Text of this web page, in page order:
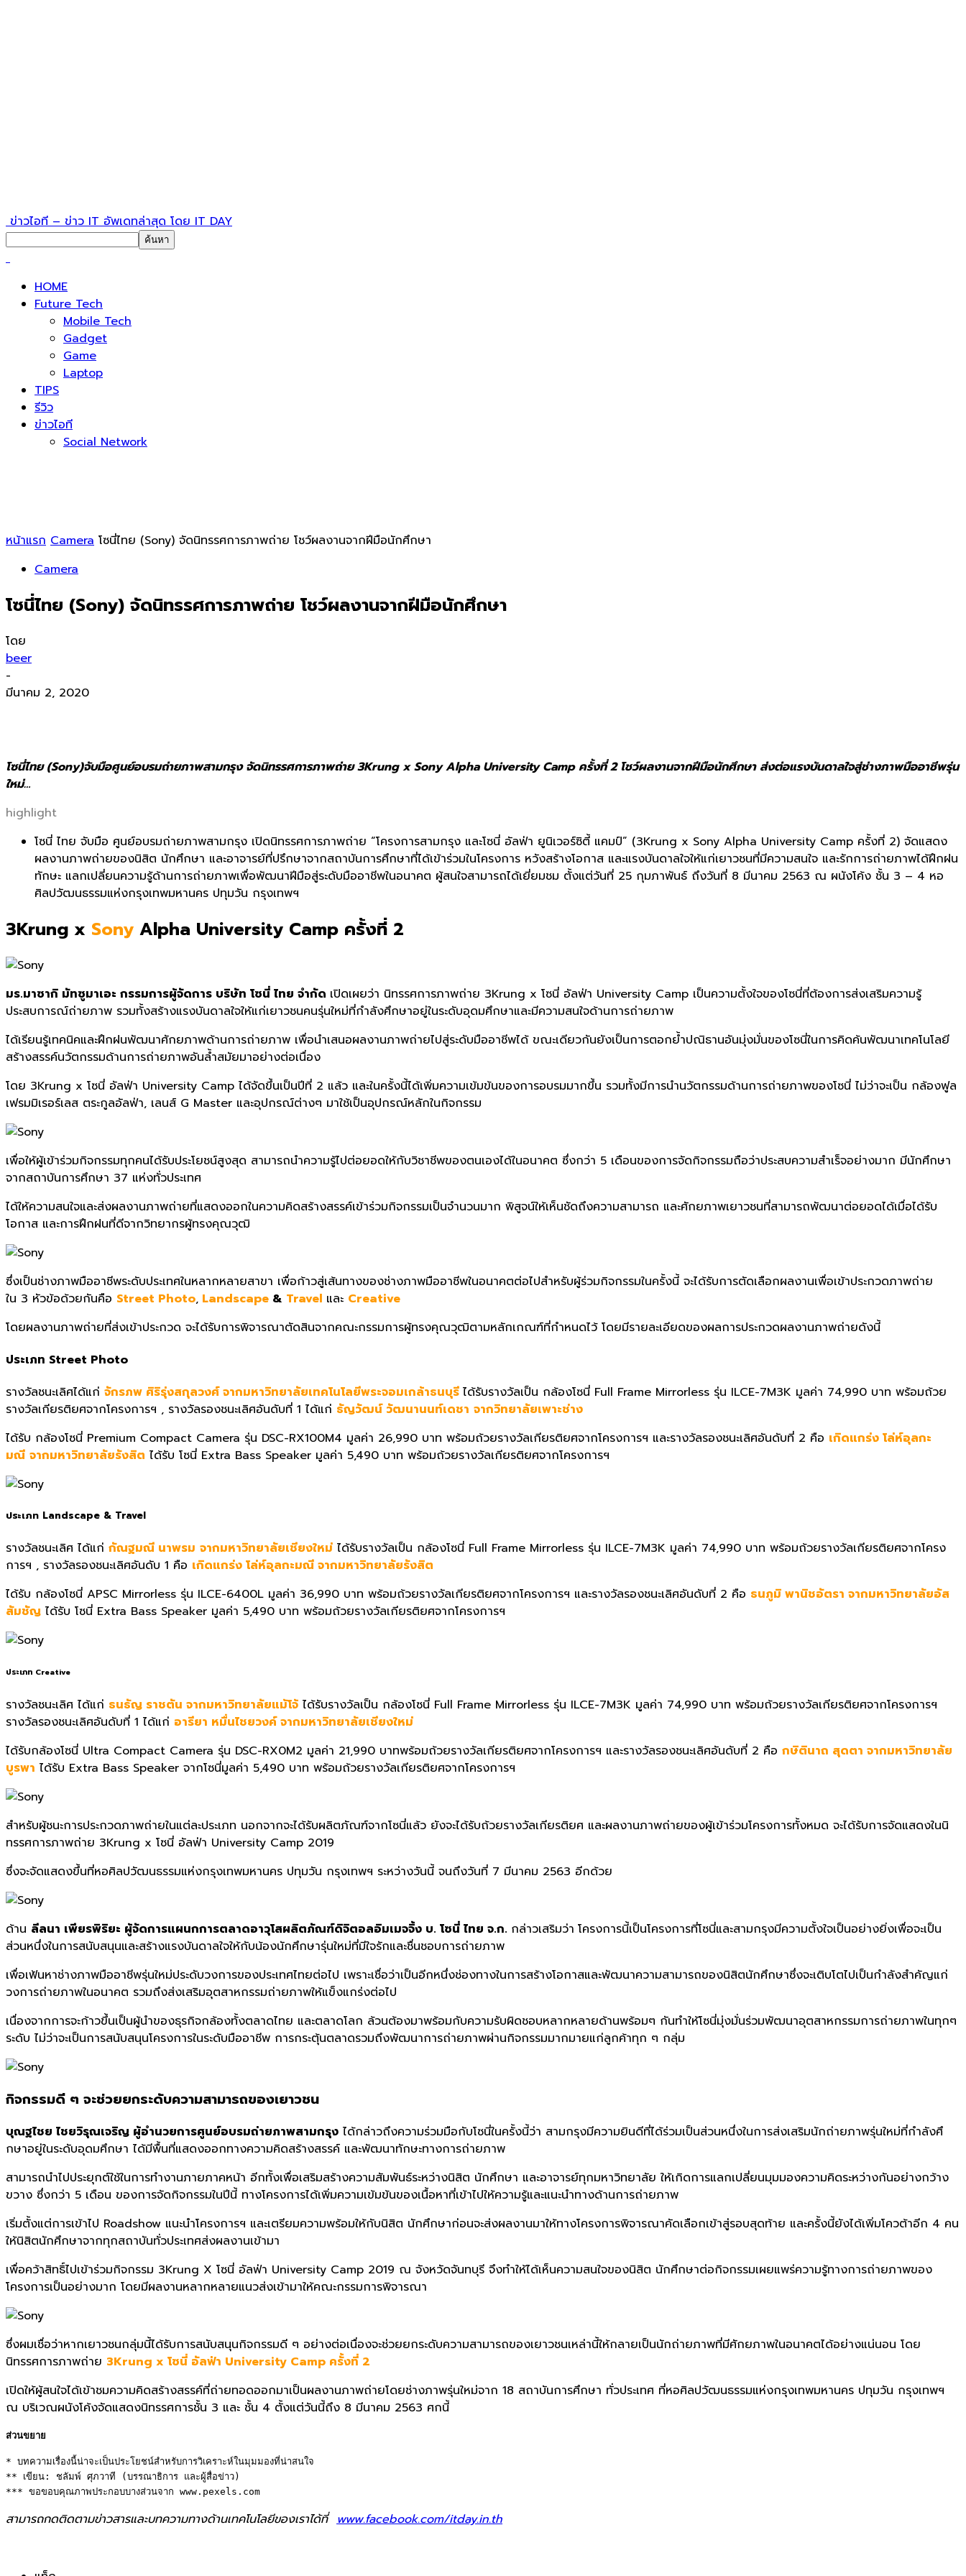
ข่าวไอที – ข่าว IT อัพเดทล่าสุด โดย IT DAY
HOME
Future Tech
Mobile Tech
Gadget
Game
Laptop
TIPS
รีวิว
ข่าวไอที
Social Network
หน้าแรก Camera โซนี่ไทย (Sony) จัดนิทรรศการภาพถ่าย โชว์ผลงานจากฝีมือนักศึกษา
Camera
โซนี่ไทย (Sony) จัดนิทรรศการภาพถ่าย โชว์ผลงานจากฝีมือนักศึกษา
โดย
beer
-
มีนาคม 2, 2020
โซนี่ไทย (Sony)จับมือศูนย์อบรมถ่ายภาพสามกรุง จัดนิทรรศการภาพถ่าย3Krung x Sony Alpha University Campครั้งที่2โชว์ผลงานจากฝีมือนักศึกษา ส่งต่อแรงบันดาลใจสู่ช่างภาพมืออาชีพรุ่น
ใหม่…
highlight
โซนี่ ไทย จับมือ ศูนย์อบรมถ่ายภาพสามกรุง เปิดนิทรรศการภาพถ่าย “โครงการสามกรุง และโซนี่ อัลฟ่า ยูนิเวอร์ซิตี้ แคมป์” (3Krung x Sony Alpha University Camp ครั้งที่ 2) จัดแสดง
ผลงานภาพถ่ายของนิสิต นักศึกษา และอาจารย์ที่ปรึกษาจากสถาบันการศึกษาที่ได้เข้าร่วมในโครงการ หวังสร้างโอกาส และแรงบันดาลใจให้แก่เยาวชนที่มีความสนใจ และรักการถ่ายภาพได้ฝึกฝน
ทักษะ แลกเปลี่ยนความรู้ด้านการถ่ายภาพเพื่อพัฒนาฝีมือสู่ระดับมืออาชีพในอนาคต ผู้สนใจสามารถได้เยี่ยมชม ตั้งแต่วันที่ 25 กุมภาพันธ์ ถึงวันที่ 8 มีนาคม 2563 ณ ผนังโค้ง ชั้น 3 – 4 หอ
ศิลปวัฒนธรรมแห่งกรุงเทพมหานคร ปทุมวัน กรุงเทพฯ
3Krung x Sony Alpha University Camp ครั้งที่ 2
มร.มาซากิ มัทซูมาเอะ กรรมการผู้จัดการ บริษัท โซนี่ ไทย จำกัด เปิดเผยว่า นิทรรศการภาพถ่าย 3Krung x โซนี่ อัลฟ่า University Camp เป็นความตั้งใจของโซนี่ที่ต้องการส่งเสริมความรู้
ประสบการณ์ถ่ายภาพ รวมทั้งสร้างแรงบันดาลใจให้แก่เยาวชนคนรุ่นใหม่ที่กำลังศึกษาอยู่ในระดับอุดมศึกษาและมีความสนใจด้านการถ่ายภาพ
ได้เรียนรู้เทคนิคและฝึกฝนพัฒนาศักยภาพด้านการถ่ายภาพ เพื่อนำเสนอผลงานภาพถ่ายไปสู่ระดับมืออาชีพได้ ขณะเดียวกันยังเป็นการตอกย้ำปณิธานอันมุ่งมั่นของโซนี่ในการคิดค้นพัฒนาเทคโนโลยี
สร้างสรรค์นวัตกรรมด้านการถ่ายภาพอันล้ำสมัยมาอย่างต่อเนื่อง
โดย 3Krung x โซนี่ อัลฟ่า University Camp ได้จัดขึ้นเป็นปีที่ 2 แล้ว และในครั้งนี้ได้เพิ่มความเข้มข้นของการอบรมมากขึ้น รวมทั้งมีการนำนวัตกรรมด้านการถ่ายภาพของโซนี่ ไม่ว่าจะเป็น กล้องฟูล
เฟรมมิเรอร์เลส ตระกูลอัลฟ่า, เลนส์ G Master และอุปกรณ์ต่างๆ มาใช้เป็นอุปกรณ์หลักในกิจกรรม
เพื่อให้ผู้เข้าร่วมกิจกรรมทุกคนได้รับประโยชน์สูงสุด สามารถนำความรู้ไปต่อยอดให้กับวิชาชีพของตนเองได้ในอนาคต ซึ่งกว่า 5 เดือนของการจัดกิจกรรมถือว่าประสบความสำเร็จอย่างมาก มีนักศึกษา
จากสถาบันการศึกษา 37 แห่งทั่วประเทศ
ได้ให้ความสนใจและส่งผลงานภาพถ่ายที่แสดงออกในความคิดสร้างสรรค์เข้าร่วมกิจกรรมเป็นจำนวนมาก พิสูจน์ให้เห็นชัดถึงความสามารถ และศักยภาพเยาวชนที่สามารถพัฒนาต่อยอดได้เมื่อได้รับ
โอกาส และการฝึกฝนที่ดีจากวิทยากรผู้ทรงคุณวุฒิ
ซึ่งเป็นช่างภาพมืออาชีพระดับประเทศในหลากหลายสาขา เพื่อก้าวสู่เส้นทางของช่างภาพมืออาชีพในอนาคตต่อไปสำหรับผู้ร่วมกิจกรรมในครั้งนี้ จะได้รับการตัดเลือกผลงานเพื่อเข้าประกวดภาพถ่าย
ใน 3 หัวข้อด้วยกันคือ Street Photo, Landscape & Travel และ Creative
โดยผลงานภาพถ่ายที่ส่งเข้าประกวด จะได้รับการพิจารณาตัดสินจากคณะกรรมการผู้ทรงคุณวุฒิตามหลักเกณฑ์ที่กำหนดไว้ โดยมีรายละเอียดของผลการประกวดผลงานภาพถ่ายดังนี้
ประเภท Street Photo
รางวัลชนะเลิศได้แก่ จักรภพ ศิริรุ่งสกุลวงศ์ จากมหาวิทยาลัยเทคโนโลยีพระจอมเกล้าธนบุรี ได้รับรางวัลเป็น กล้องโซนี่ Full Frame Mirrorless รุ่น ILCE-7M3K มูลค่า 74,990 บาท พร้อมถ้วย
รางวัลเกียรติยศจากโครงการฯ , รางวัลรองชนะเลิศอันดับที่ 1 ได้แก่ ธัญวัฒน์ วัฒนานนท์เดชา จากวิทยาลัยเพาะช่าง
ได้รับ กล้องโซนี่ Premium Compact Camera รุ่น DSC-RX100M4 มูลค่า 26,990 บาท พร้อมถ้วยรางวัลเกียรติยศจากโครงการฯ และรางวัลรองชนะเลิศอันดับที่ 2 คือ เกิดแกร่ง โล่ห์อุลกะ
มณี จากมหาวิทยาลัยรังสิต ได้รับ โซนี่ Extra Bass Speaker มูลค่า 5,490 บาท พร้อมถ้วยรางวัลเกียรติยศจากโครงการฯ
ประเภท Landscape & Travel
รางวัลชนะเลิศ ได้แก่ กัณฐมณี นาพรม จากมหาวิทยาลัยเชียงใหม่ ได้รับรางวัลเป็น กล้องโซนี่ Full Frame Mirrorless รุ่น ILCE-7M3K มูลค่า 74,990 บาท พร้อมถ้วยรางวัลเกียรติยศจากโครง
การฯ , รางวัลรองชนะเลิศอันดับ 1 คือ เกิดแกร่ง โล่ห์อุลกะมณี จากมหาวิทยาลัยรังสิต
ได้รับ กล้องโซนี่ APSC Mirrorless รุ่น ILCE-6400L มูลค่า 36,990 บาท พร้อมถ้วยรางวัลเกียรติยศจากโครงการฯ และรางวัลรองชนะเลิศอันดับที่ 2 คือ ธนภูมิ พานิชอัตรา จากมหาวิทยาลัยอัส
สัมชัญ ได้รับ โซนี่ Extra Bass Speaker มูลค่า 5,490 บาท พร้อมถ้วยรางวัลเกียรติยศจากโครงการฯ
ประเภท Creative
รางวัลชนะเลิศ ได้แก่ ธนธัญ ราชตัน จากมหาวิทยาลัยแม้โจ้ ได้รับรางวัลเป็น กล้องโซนี่ Full Frame Mirrorless รุ่น ILCE-7M3K มูลค่า 74,990 บาท พร้อมถ้วยรางวัลเกียรติยศจากโครงการฯ
รางวัลรองชนะเลิศอันดับที่ 1 ได้แก่ อารียา หมื่นไชยวงค์ จากมหาวิทยาลัยเชียงใหม่
ได้รับกล้องโซนี่ Ultra Compact Camera รุ่น DSC-RX0M2 มูลค่า 21,990 บาทพร้อมถ้วยรางวัลเกียรติยศจากโครงการฯ และรางวัลรองชนะเลิศอันดับที่ 2 คือ กษิตินาถ สุดตา จากมหาวิทยาลัย
บูรพา ได้รับ Extra Bass Speaker จากโซนี่มูลค่า 5,490 บาท พร้อมถ้วยรางวัลเกียรติยศจากโครงการฯ
สำหรับผู้ชนะการประกวดภาพถ่ายในแต่ละประเภท นอกจากจะได้รับผลิตภัณฑ์จากโซนี่แล้ว ยังจะได้รับถ้วยรางวัลเกียรติยศ และผลงานภาพถ่ายของผู้เข้าร่วมโครงการทั้งหมด จะได้รับการจัดแสดงในนิ
ทรรศการภาพถ่าย 3Krung x โซนี่ อัลฟ่า University Camp 2019
ซึ่งจะจัดแสดงขึ้นที่หอศิลปวัฒนธรรมแห่งกรุงเทพมหานคร ปทุมวัน กรุงเทพฯ ระหว่างวันนี้ จนถึงวันที่ 7 มีนาคม 2563 อีกด้วย
ด้าน ลีลนา เพียรพิริยะ ผู้จัดการแผนกการตลาดอาวุโสผลิตภัณฑ์ดิจิตอลอิมเมจจิ้ง บ. โซนี่ ไทย จ.ก. กล่าวเสริมว่า โครงการนี้เป็นโครงการที่โซนี่และสามกรุงมีความตั้งใจเป็นอย่างยิ่งเพื่อจะเป็น
ส่วนหนึ่งในการสนับสนุนและสร้างแรงบันดาลใจให้กับน้องนักศึกษารุ่นใหม่ที่มีใจรักและชื่นชอบการถ่ายภาพ
เพื่อเฟ้นหาช่างภาพมืออาชีพรุ่นใหม่ประดับวงการของประเทศไทยต่อไป เพราะเชื่อว่าเป็นอีกหนึ่งช่องทางในการสร้างโอกาสและพัฒนาความสามารถของนิสิตนักศึกษาซึ่งจะเติบโตไปเป็นกำลังสำคัญแก่
วงการถ่ายภาพในอนาคต รวมถึงส่งเสริมอุตสาหกรรมถ่ายภาพให้แข็งแกร่งต่อไป
เนื่องจากการจะก้าวขึ้นเป็นผู้นำของธุรกิจกล้องทั้งตลาดไทย และตลาดโลก ล้วนต้องมาพร้อมกับความรับผิดชอบหลากหลายด้านพร้อมๆ กันทำให้โซนี่มุ่งมั่นร่วมพัฒนาอุตสาหกรรมการถ่ายภาพในทุกๆ
ระดับ ไม่ว่าจะเป็นการสนับสนุนโครงการในระดับมืออาชีพ การกระตุ้นตลาดรวมถึงพัฒนาการถ่ายภาพผ่านกิจกรรมมากมายแก่ลูกค้าทุก ๆ กลุ่ม
กิจกรรมดี ๆ จะช่วยยกระดับความสามารถของเยาวชน
บุณฐไชย ไชยวิรุณเจริญ ผู้อำนวยการศูนย์อบรมถ่ายภาพสามกรุง ได้กล่าวถึงความร่วมมือกับโซนี่ในครั้งนี้ว่า สามกรุงมีความยินดีที่ได้ร่วมเป็นส่วนหนึ่งในการส่งเสริมนักถ่ายภาพรุ่นใหม่ที่กำลังศึ
กษาอยู่ในระดับอุดมศึกษา ได้มีพื้นที่แสดงออกทางความคิดสร้างสรรค์ และพัฒนาทักษะทางการถ่ายภาพ
สามารถนำไปประยุกต์ใช้ในการทำงานภายภาคหน้า อีกทั้งเพื่อเสริมสร้างความสัมพันธ์ระหว่างนิสิต นักศึกษา และอาจารย์ทุกมหาวิทยาลัย ให้เกิดการแลกเปลี่ยนมุมมองความคิดระหว่างกันอย่างกว้าง
ขวาง ซึ่งกว่า 5 เดือน ของการจัดกิจกรรมในปีนี้ ทางโครงการได้เพิ่มความเข้มข้นของเนื้อหาที่เข้าไปให้ความรู้และแนะนำทางด้านการถ่ายภาพ
เริ่มตั้งแต่การเข้าไป Roadshow แนะนำโครงการฯ และเตรียมความพร้อมให้กับนิสิต นักศึกษาก่อนจะส่งผลงานมาให้ทางโครงการพิจารณาคัดเลือกเข้าสู่รอบสุดท้าย และครั้งนี้ยังได้เพิ่มโควต้าอีก 4 คน
ให้นิสิตนักศึกษาจากทุกสถาบันทั่วประเทศส่งผลงานเข้ามา
เพื่อคว้าสิทธิ์ไปเข้าร่วมกิจกรรม 3Krung X โซนี่ อัลฟ่า University Camp 2019 ณ จังหวัดจันทบุรี จึงทำให้ได้เห็นความสนใจของนิสิต นักศึกษาต่อกิจกรรมเผยแพร่ความรู้ทางการถ่ายภาพของ
โครงการเป็นอย่างมาก โดยมีผลงานหลากหลายแนวส่งเข้ามาให้คณะกรรมการพิจารณา
ซึ่งผมเชื่อว่าหากเยาวชนกลุ่มนี้ได้รับการสนับสนุนกิจกรรมดี ๆ อย่างต่อเนื่องจะช่วยยกระดับความสามารถของเยาวชนเหล่านี้ให้กลายเป็นนักถ่ายภาพที่มีศักยภาพในอนาคตได้อย่างแน่นอน โดย
นิทรรศการภาพถ่าย 3Krung x โซนี่ อัลฟ่า University Camp ครั้งที่ 2
เปิดให้ผู้สนใจได้เข้าชมความคิดสร้างสรรค์ที่ถ่ายทอดออกมาเป็นผลงานภาพถ่ายโดยช่างภาพรุ่นใหม่จาก 18 สถาบันการศึกษา ทั่วประเทศ ที่หอศิลปวัฒนธรรมแห่งกรุงเทพมหานคร ปทุมวัน กรุงเทพฯ
ณ บริเวณผนังโค้งจัดแสดงนิทรรศการชั้น 3 และ ชั้น 4 ตั้งแต่วันนี้ถึง 8 มีนาคม 2563 ศกนี้
ส่วนขยาย
* บทความเรื่องนี้น่าจะเป็นประโยชน์สำหรับการวิเคราะห์ในมุมมองที่น่าสนใจ
** เขียน: ชลัมพ์ ศุภวาที (บรรณาธิการ และผู้สื่อข่าว)
*** ขอขอบคุณภาพประกอบบางส่วนจาก www.pexels.com
สามารถกดติดตามข่าวสารและบทความทางด้านเทคโนโลยีของเราได้ที่ www.facebook.com/itday.in.th